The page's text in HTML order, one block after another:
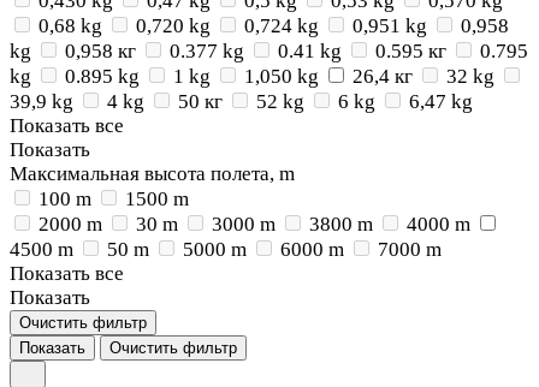
0,68 kg
0,720 kg 0,724 kg 0,951 kg
0,958
kg
0,958 кг 0.377 kg 0.41 kg 0.595 кг
0.795
kg
0.895 kg 1 kg 1,050 kg 26,4 кг
32 kg
39,9 kg
4 kg 50 кг 52 kg 6 kg
6,47 kg
Показать все
Показать
Максимальная высота полета, m
100 m
1500 m
2000 m
30 m 3000 m 3800 m
4000 m
4500 m
50 m 5000 m 6000 m
7000 m
Показать все
Показать
Очистить фильтр
Показать
Очистить фильтр